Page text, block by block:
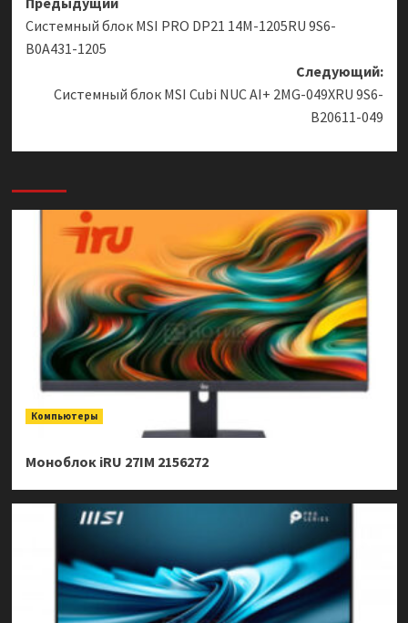
записи
Системный блок MSI PRO DP21 14M-1205RU 9S6-
B0A431-1205
Следующий:
Системный блок MSI Cubi NUC AI+ 2MG-049XRU 9S6-
B20611-049
Компьютеры
Моноблок iRU 27IM 2156272